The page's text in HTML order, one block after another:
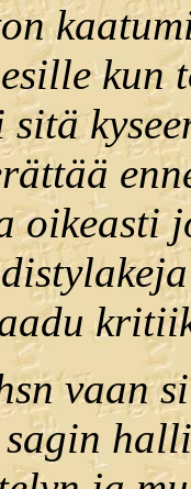
kun
oikeasti
vaan